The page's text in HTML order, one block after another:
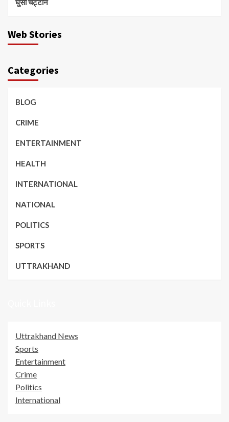
घुसी चट्टान
Web Stories
Categories
BLOG
CRIME
ENTERTAINMENT
HEALTH
INTERNATIONAL
NATIONAL
POLITICS
SPORTS
UTTRAKHAND
Uttrakhand News
Sports
Entertainment
Crime
Politics
International